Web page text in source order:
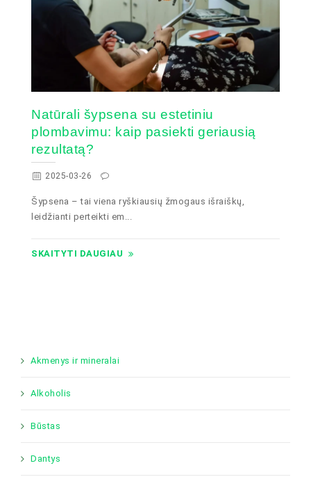
Natūrali šypsena su estetiniu
plombavimu: kaip pasiekti geriausią
rezultatą?
2025-03-26
Šypsena – tai viena ryškiausių žmogaus išraiškų,
leidžianti perteikti em...
SKAITYTI DAUGIAU
Akmenys ir mineralai
Alkoholis
Būstas
Dantys